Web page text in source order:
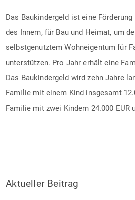
Das Baukindergeld ist eine
des Innern, für Bau und Heimat, um
selbstgenutztem Wohneigentum für
unterstützen. Pro Jahr erhält eine
Das Baukindergeld wird zehn Jahre
Familie mit einem Kind insgesamt
Familie mit zwei Kindern 24.000 EUR
Aktueller Beitrag